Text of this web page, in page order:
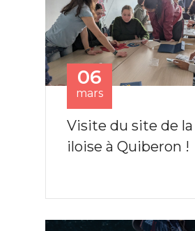
06
mars
Visite du site de
iloise à Quiberon !